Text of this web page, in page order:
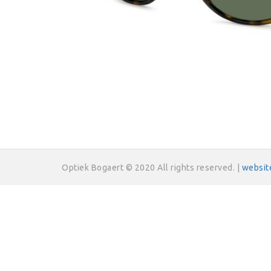
Optiek Bogaert © 2020 All rights reserved. |